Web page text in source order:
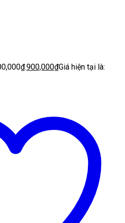
900,000₫Giá hiện tại là: